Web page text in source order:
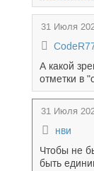
31 Июля
А какой
отметки в
31 Июля
нви
Чтобы не
быть